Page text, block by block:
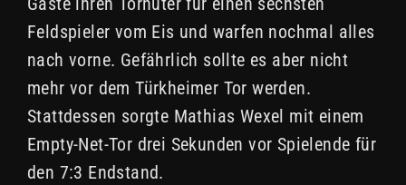
Feldspieler vom Eis und warfen nochmal alles
nach vorne. Gefährlich sollte es aber nicht
mehr vor dem Türkheimer Tor werden.
Stattdessen sorgte Mathias Wexel mit einem
Empty-Net-Tor drei Sekunden vor Spielende für
den 7:3 Endstand.